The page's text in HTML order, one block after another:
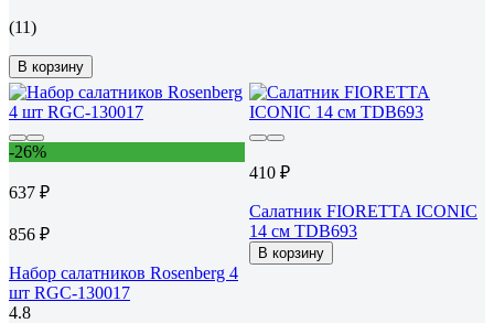
(11)
В корзину
-26%
637 ₽
856 ₽
Набор салатников Rosenberg 4
шт RGC-130017
4.8
410 ₽
Салатник FIORETTA ICONIC
14 см TDB693
В корзину